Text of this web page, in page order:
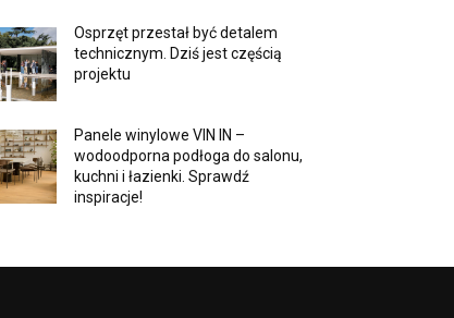
Osprzęt przestał być detalem
technicznym. Dziś jest częścią
projektu
Panele winylowe VIN IN –
wodoodporna podłoga do salonu,
kuchni i łazienki. Sprawdź
inspiracje!